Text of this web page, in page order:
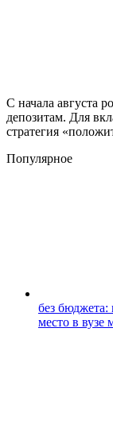
С начала августа
депозитам. Для
стратегия
Популярное
без бюджета:
место в вузе